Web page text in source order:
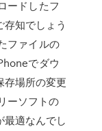
ードしたフ
知でしょう
ファイルの
でダウ
存場所の変更
ーソフトの
適なんでし